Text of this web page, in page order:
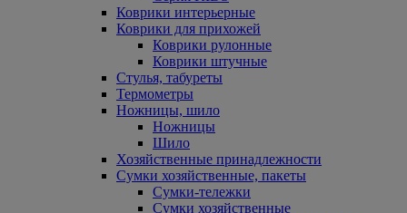
Коврики интерьерные
Коврики для прихожей
Коврики рулонные
Коврики штучные
Стулья, табуреты
Термометры
Ножницы, шило
Ножницы
Шило
Хозяйственные принадлежности
Сумки хозяйственные, пакеты
Сумки-тележки
Сумки хозяйственные